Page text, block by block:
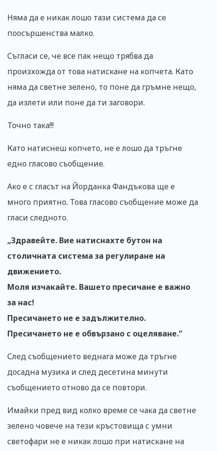
Няма да е никак лошо тази система да се
поосършенства малко.
Съгласи се, че все пак нещо трябва да
произхожда от това натискане на копчета. Като
няма да светне зелено, то поне да гръмне нещо,
да излети или поне да ти заговори.
Точно така!!!
Като натиснеш копчето, не е лошо да тръгне
едно гласово съобщение.
Ако е с гласът на Йорданка Фандъкова ще е
много приятно. Това гласово съобщение може да
гласи следното.
„Здравейте. Вие натиснахте бутон на
столичната система за регулиране на
движението.
Моля изчакайте. Вашето пресичане е важно
за нас!
Пресичането не е задължително.
Пресичането не е обвързано с оцеляване.“
След съобщението веднага може да тръгне
досадна музика и след десетина минути
съобщението отново да се повтори.
Имайки пред вид колко време се чака да светне
зелено човече на тези кръстовища с умни
светофари не е никак лошо при натискане на